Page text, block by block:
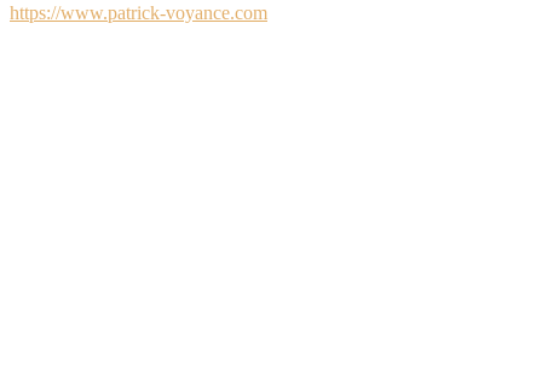
https://www.patrick-voyance.com